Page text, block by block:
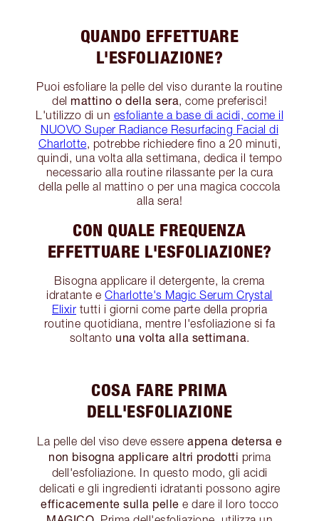
QUANDO EFFETTUARE
L'ESFOLIAZIONE?
Puoi esfoliare la pelle del viso durante la routine
del mattino o della sera, come preferisci!
L'utilizzo di un esfoliante a base di acidi, come il
NUOVO Super Radiance Resurfacing Facial di
Charlotte, potrebbe richiedere fino a 20 minuti,
quindi, una volta alla settimana, dedica il tempo
necessario alla routine rilassante per la cura
della pelle al mattino o per una magica coccola
alla sera!
CON QUALE FREQUENZA
EFFETTUARE L'ESFOLIAZIONE?
Bisogna applicare il detergente, la crema
idratante eCharlotte's Magic Serum Crystal
Elixir tutti i giorni come parte della propria
routine quotidiana, mentre l'esfoliazione si fa
soltanto una volta alla settimana.
COSA FARE PRIMA
DELL'ESFOLIAZIONE
La pelle del viso deve essere appena detersa e
non bisogna applicare altri prodotti prima
dell'esfoliazione. In questo modo, gli acidi
delicati e gli ingredienti idratanti possono agire
efficacemente sulla pelle e dare il loro tocco